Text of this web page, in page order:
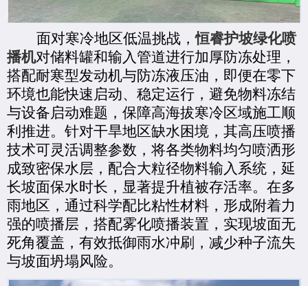
面对寒冷地区低温挑战，恒睿护坡绿化喷
播机对储料罐和输入管道进行加厚防冻处理，
搭配耐寒型发动机与防冻液压油，即便在零下
环境也能快速启动、稳定运行，避免物料冻结
与设备启动难题，保障高海拔寒冷区域施工顺
利推进。针对干旱地区缺水困境，其高压喷播
技术可灵活调整参数，将各类物料均匀喷洒形
成致密保水层，配合大粒径物料输入系统，延
长坡面保水时长，显著提升植被存活率。在多
雨地区，通过科学配比粘性材料，形成附着力
强的喷播层，搭配雾化喷播装置，实现坡面无
死角覆盖，有效抵御雨水冲刷，减少种子流失
与坡面坍塌风险。